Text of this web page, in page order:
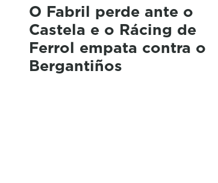
O Fabril perde ante o
Castela e o Rácing de
Ferrol empata contra o
Bergantiños